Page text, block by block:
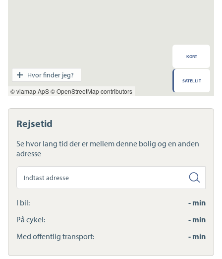
Rejsetid
Se hvor lang tid der er mellem denne bolig og en anden
adresse
Søg
anden
adresse
I bil:
- min
På cykel:
- min
Med offentlig transport:
- min
© viamap ApS© OpenStreetMap contributors
KORT
SATELLIT
Hvor finder jeg?
Transport
Indkøb
Daginstitution
Skole
Sundhed
Ladestandere
Lynladere